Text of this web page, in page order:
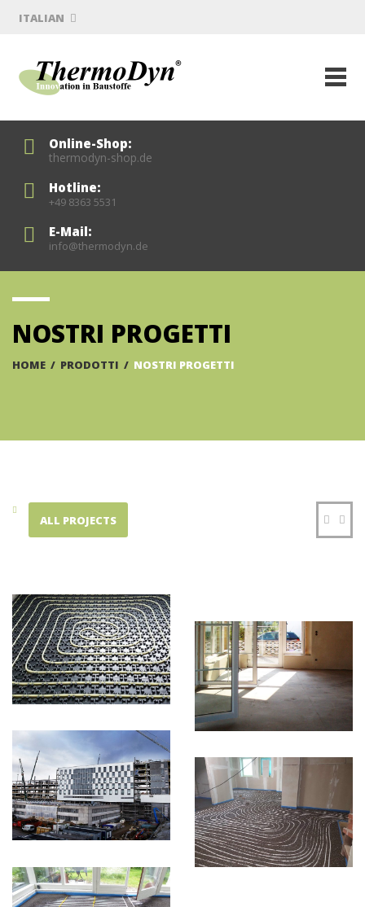
ITALIAN
Online-Shop:
thermodyn-shop.de
Hotline:
+49 8363 5531
E-Mail:
info@thermodyn.de
NOSTRI PROGETTI
HOME / PRODOTTI / NOSTRI PROGETTI
ALL PROJECTS